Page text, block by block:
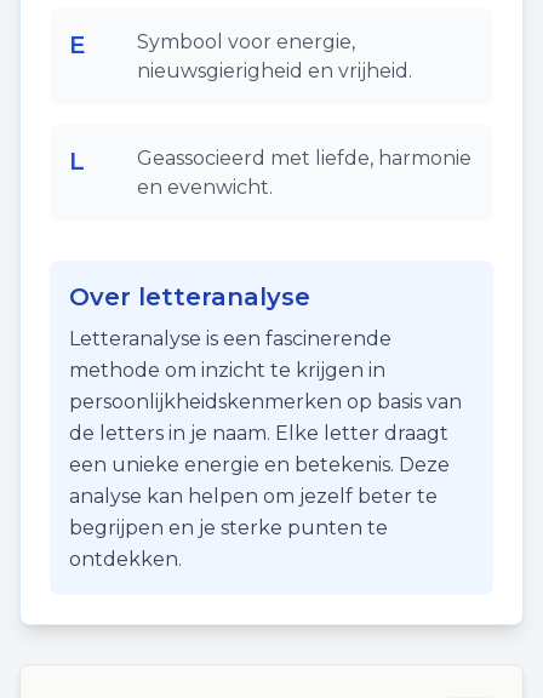
E
Symbool voor energie,
nieuwsgierigheid en vrijheid.
L
Geassocieerd met liefde, harmonie
en evenwicht.
Over letteranalyse
Letteranalyse is een fascinerende
methode om inzicht te krijgen in
persoonlijkheidskenmerken op basis van
de letters in je naam. Elke letter draagt
een unieke energie en betekenis. Deze
analyse kan helpen om jezelf beter te
begrijpen en je sterke punten te
ontdekken.